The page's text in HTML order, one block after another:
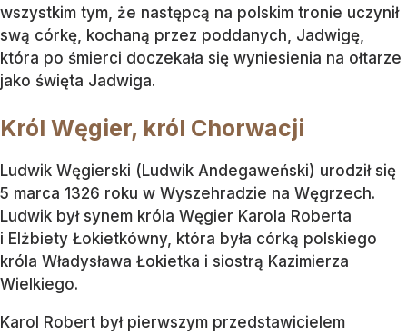
wszystkim tym, że następcą na polskim tronie uczynił
swą córkę, kochaną przez poddanych, Jadwigę,
która po śmierci doczekała się wyniesienia na ołtarze
jako święta Jadwiga.
Król Węgier, król Chorwacji
Ludwik Węgierski (Ludwik Andegaweński) urodził się
5 marca 1326 roku w Wyszehradzie na Węgrzech.
Ludwik był synem króla Węgier Karola Roberta
i Elżbiety Łokietkówny, która była córką polskiego
króla Władysława Łokietka i siostrą Kazimierza
Wielkiego.
Karol Robert był pierwszym przedstawicielem